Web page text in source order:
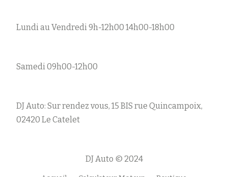
Lundi au Vendredi 9h-12h00 14h00-18h00
Samedi 09h00-12h00
DJ Auto: Sur rendez vous, 15 BIS rue Quincampoix,
02420 Le Catelet
DJ Auto © 2024